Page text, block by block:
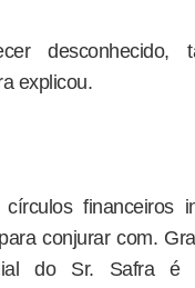
desconhecido,
explicou.
financeiros
conjurar com.
do Sr. Safra é